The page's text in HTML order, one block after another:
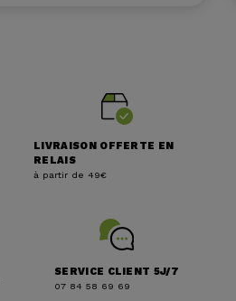
LIVRAISON OFFERTE EN
RELAIS
à partir de 49€
SERVICE CLIENT 5J/7
07 84 58 69 69